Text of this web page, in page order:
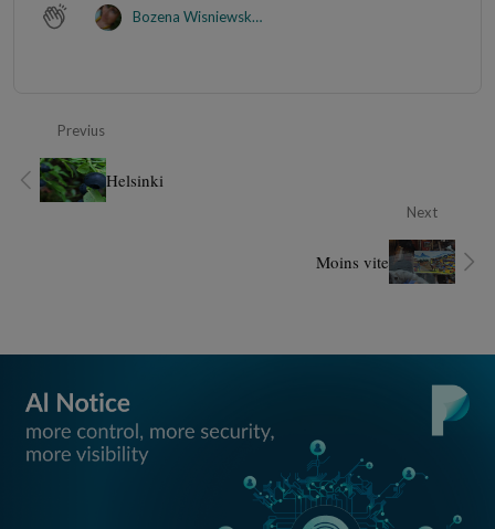
Bozena Wisniewska-Le Talludec
Previus
Helsinki
Next
Moins vite